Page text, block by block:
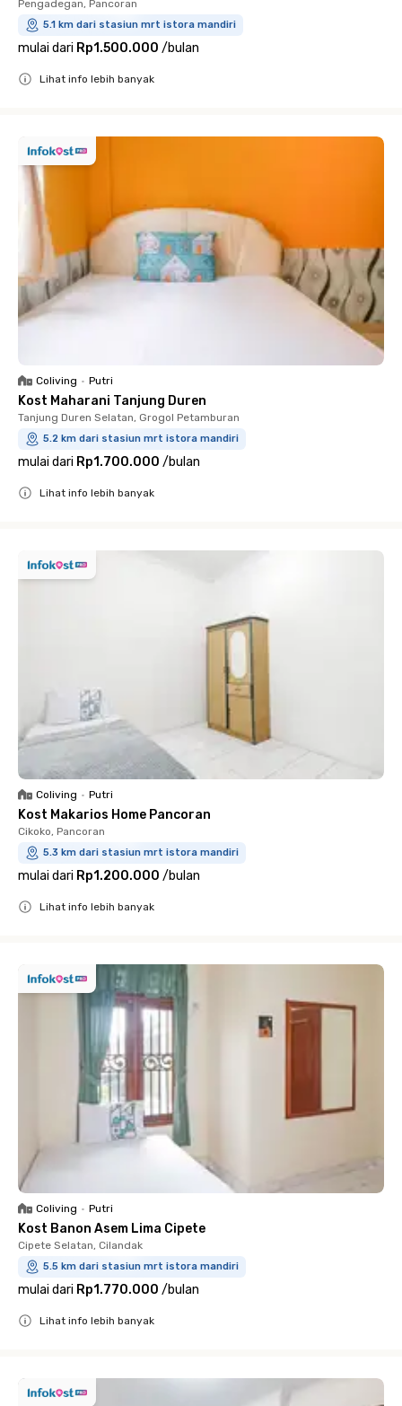
Pengadegan, Pancoran
5.1 km dari stasiun mrt istora mandiri
mulai dari Rp1.500.000 /bulan
Lihat info lebih banyak
Coliving • Putri
Kost Maharani Tanjung Duren
Tanjung Duren Selatan, Grogol Petamburan
5.2 km dari stasiun mrt istora mandiri
mulai dari Rp1.700.000 /bulan
Lihat info lebih banyak
Coliving • Putri
Kost Makarios Home Pancoran
Cikoko, Pancoran
5.3 km dari stasiun mrt istora mandiri
mulai dari Rp1.200.000 /bulan
Lihat info lebih banyak
Coliving • Putri
Kost Banon Asem Lima Cipete
Cipete Selatan, Cilandak
5.5 km dari stasiun mrt istora mandiri
mulai dari Rp1.770.000 /bulan
Lihat info lebih banyak